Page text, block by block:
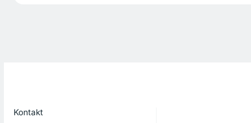
Kontakt